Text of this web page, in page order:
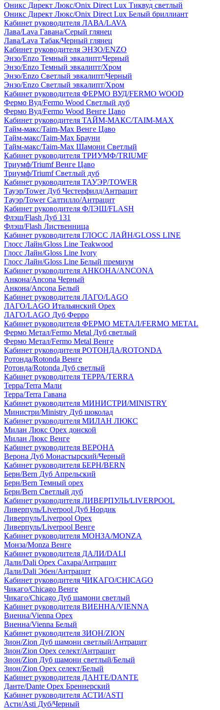
Оникс Директ Люкс/Onix Direct Lux Тиквуд светлый
Оникс Директ Люкс/Onix Direct Lux Белый бриллиант
Кабинет руководителя ЛАВА/LAVA
Лава/Lava Гавана/Серый глянец
Лава/Lava Табак/Черный глянец
Кабинет руководителя ЭНЗО/ENZO
Энзо/Enzo Темный эвкалипт/Черный
Энзо/Enzo Темный эвкалипт/Хром
Энзо/Enzo Светлый эвкалипт/Черный
Энзо/Enzo Светлый эвкалипт/Хром
Кабинет руководителя ФЕРМО ВУД/FERMO WOOD
Фермо Вуд/Fermo Wood Светлый дуб
Фермо Вуд/Fermo Wood Венге Цаво
Кабинет руководителя ТАЙМ-МАКС/TAIM-MAX
Тайм-макс/Taim-Max Венге Цаво
Тайм-макс/Taim-Max Брауни
Тайм-макс/Taim-Max Шамони Светлый
Кабинет руководителя ТРИУМФ/TRIUMF
Триумф/Triumf Венге Цаво
Триумф/Triumf Светлый дуб
Кабинет руководителя ТАУЭР/TOWER
Тауэр/Tower Дуб Честерфилд/Антрацит
Тауэр/Tower Салтилло/Антрацит
Кабинет руководителя ФЛЭШ/FLASH
Флэш/Flash Дуб 131
Флэш/Flash Лиственница
Кабинет руководителя ГЛОСС ЛАЙН/GLOSS LINE
Глосс Лайн/Gloss Line Teakwood
Глосс Лайн/Gloss Line Ivory
Глосс Лайн/Gloss Line Белый премиум
Кабинет руководителя АНКОНА/ANCONA
Анкона/Ancona Черный
Анкона/Ancona Белый
Кабинет руководителя ЛАГО/LAGO
ЛАГО/LAGO Итальянский Орех
ЛАГО/LAGO Дуб Ферро
Кабинет руководителя ФЕРМО МЕТАЛ/FERMO METAL
Фермо Метал/Fermo Metal Дуб светлый
Фермо Метал/Fermo Metal Венге
Кабинет руководителя РОТОНДА/ROTONDA
Ротонда/Rotonda Венге
Ротонда/Rotonda Дуб светлый
Кабинет руководителя ТЕРРА/TERRA
Терра/Terra Мали
Терра/Terra Гавана
Кабинет руководителя МИНИСТРИ/MINISTRY
Министри/Ministry Дуб шоколад
Кабинет руководителя МИЛАН ЛЮКС
Милан Люкс Орех донской
Милан Люкс Венге
Кабинет руководителя ВЕРОНА
Верона Дуб Монастырский/Черный
Кабинет руководителя БЕРН/BERN
Берн/Bern Дуб Апрельский
Берн/Bern Темный орех
Берн/Bern Светлый дуб
Кабинет руководителя ЛИВЕРПУЛЬ/LIVERPOOL
Ливерпуль/Liverpool Дуб Нордик
Ливерпуль/Liverpool Орех
Ливерпуль/Liverpool Венге
Кабинет руководителя МОНЗА/MONZA
Монза/Monza Венге
Кабинет руководителя ДАЛИ/DALI
Дали/Dali Орех Cахара/Антрацит
Дали/Dali Эбен/Антрацит
Кабинет руководителя ЧИКАГО/CHICAGO
Чикаго/Chicago Венге
Чикаго/Chicago Дуб шамони светлый
Кабинет руководителя ВИЕННА/VIENNA
Виенна/Vienna Орех
Виенна/Vienna Белый
Кабинет руководителя ЗИОН/ZION
Зион/Zion Дуб шамони светлый/Антрацит
Зион/Zion Орех селект/Антрацит
Зион/Zion Дуб шамони светлый/Белый
Зион/Zion Орех селект/Белый
Кабинет руководителя ДАНТЕ/DANTE
Данте/Dante Орех Бреннерский
Кабинет руководителя АСТИ/ASTI
Асти/Asti Дуб/Черный